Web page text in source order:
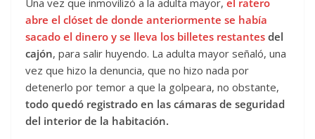
Una vez que inmovilizó a la adulta mayor, el ratero
abre el clóset de donde anteriormente se había
sacado el dinero y se lleva los billetes restantes del
cajón, para salir huyendo. La adulta mayor señaló, una
vez que hizo la denuncia, que no hizo nada por
detenerlo por temor a que la golpeara, no obstante,
todo quedó registrado en las cámaras de seguridad
del interior de la habitación.